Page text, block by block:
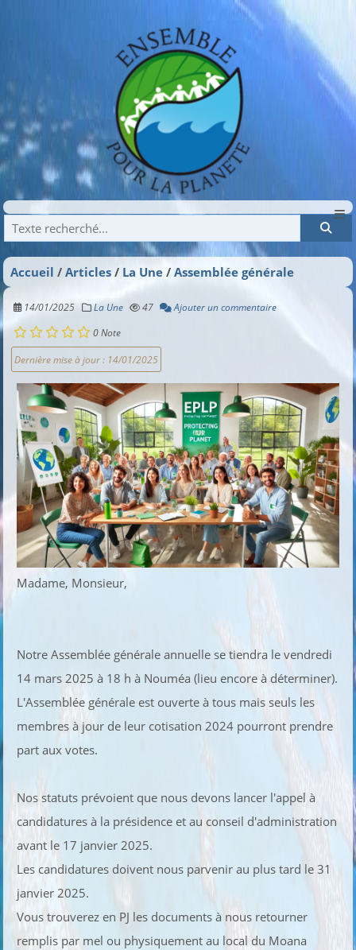
Recherche
Accueil Articles La Une Assemblée générale
14/01/2025 La Une 47 Ajouter un commentaire
0Note
Dernière mise à jour : 14/01/2025
Madame, Monsieur,
Notre Assemblée générale annuelle se tiendra le vendredi
14 mars 2025 à 18 h à Nouméa (lieu encore à déterminer).
L'Assemblée générale est ouverte à tous mais seuls les
membres à jour de leur cotisation 2024 pourront prendre
part aux votes.
Nos statuts prévoient que nous devons lancer l'appel à
candidatures à la présidence et au conseil d'administration
avant le 17 janvier 2025.
Les candidatures doivent nous parvenir au plus tard le 31
janvier 2025.
Vous trouverez en PJ les documents à nous retourner
remplis par mel ou physiquement au local du Moana